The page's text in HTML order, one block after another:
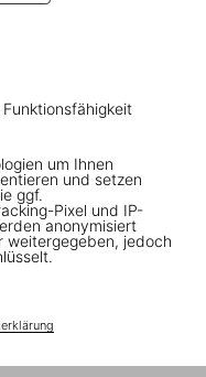
um Ihnen
und setzen
ggf.
Pixel und IP-
anonymisiert
weitergegeben, jedoch
53, D–50672
a language that does